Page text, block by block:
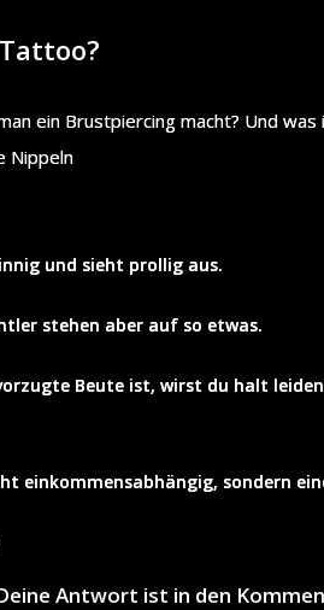
ein Brustpiercing macht? Und
Nippeln
und sieht prollig aus.
stehen aber auf so etwas.
Beute ist, wirst du halt
einkommensabhängig, sondern
Antwort ist in den